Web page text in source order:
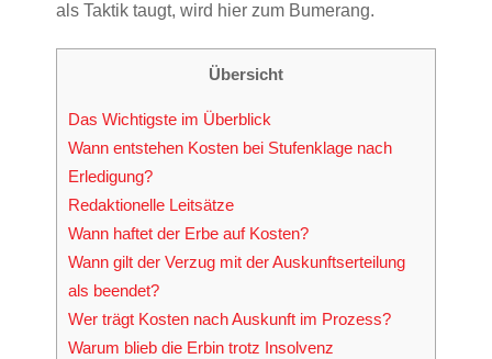
als Taktik taugt, wird hier zum Bumerang.
Übersicht
Das Wichtigste im Überblick
Wann entstehen Kosten bei Stufenklage nach
Erledigung?
Redaktionelle Leitsätze
Wann haftet der Erbe auf Kosten?
Wann gilt der Verzug mit der Auskunftserteilung
als beendet?
Wer trägt Kosten nach Auskunft im Prozess?
Warum blieb die Erbin trotz Insolvenz